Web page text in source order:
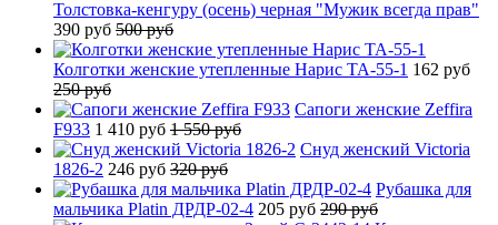
Толстовка-кенгуру (осень) черная "Мужик всегда прав"
390 руб 500 руб
Колготки женские утепленные Нарис TA-55-1 162 руб
250 руб
Сапоги женские Zeffira
F933 1 410 руб 1 550 руб
Снуд женский Victoria
1826-2 246 руб 320 руб
Рубашка для
мальчика Platin ДРДР-02-4 205 руб 290 руб